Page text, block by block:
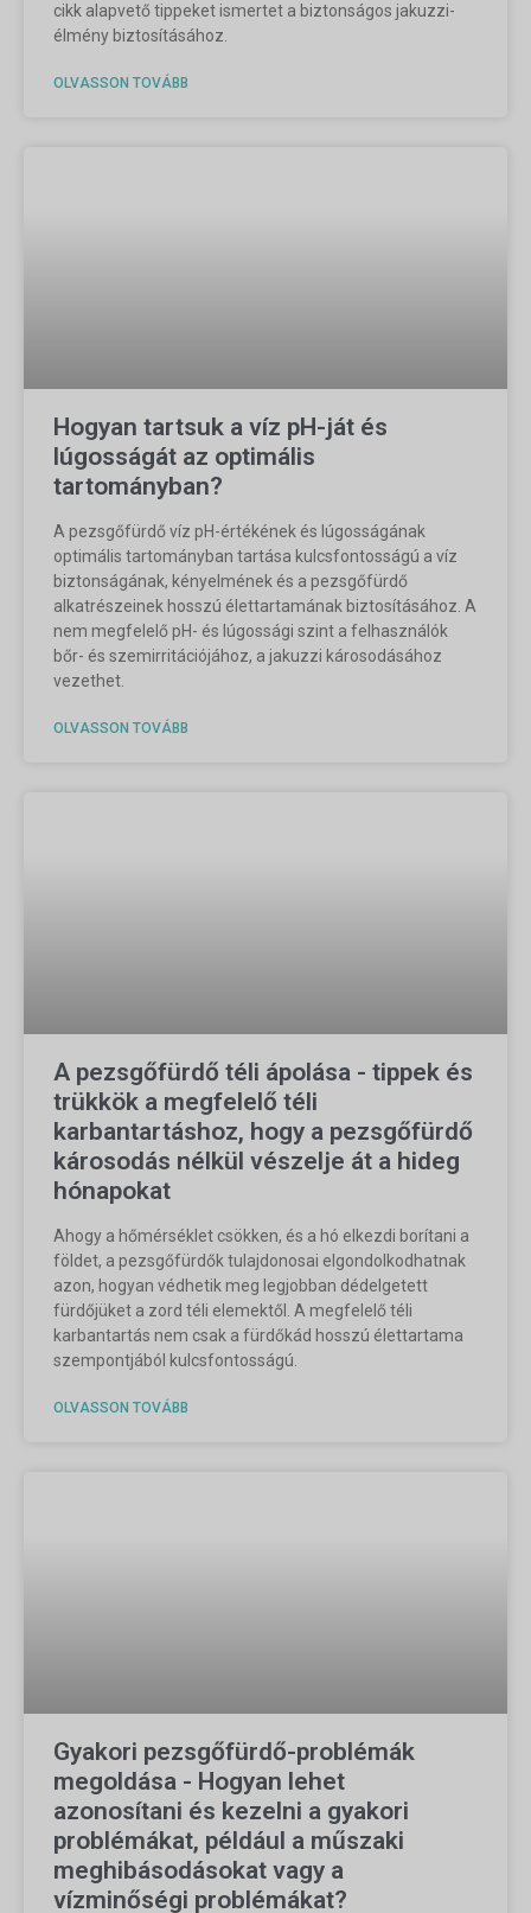
cikk alapvető tippeket ismertet a biztonságos jakuzzi-
élmény biztosításához.
OLVASSON TOVÁBB
Hogyan tartsuk a víz pH-ját és
lúgosságát az optimális
tartományban?
A pezsgőfürdő víz pH-értékének és lúgosságának
optimális tartományban tartása kulcsfontosságú a víz
biztonságának, kényelmének és a pezsgőfürdő
alkatrészeinek hosszú élettartamának biztosításához. A
nem megfelelő pH- és lúgossági szint a felhasználók
bőr- és szemirritációjához, a jakuzzi károsodásához
vezethet.
OLVASSON TOVÁBB
A pezsgőfürdő téli ápolása - tippek és
trükkök a megfelelő téli
karbantartáshoz, hogy a pezsgőfürdő
károsodás nélkül vészelje át a hideg
hónapokat
Ahogy a hőmérséklet csökken, és a hó elkezdi borítani a
földet, a pezsgőfürdők tulajdonosai elgondolkodhatnak
azon, hogyan védhetik meg legjobban dédelgetett
fürdőjüket a zord téli elemektől. A megfelelő téli
karbantartás nem csak a fürdőkád hosszú élettartama
szempontjából kulcsfontosságú.
OLVASSON TOVÁBB
Gyakori pezsgőfürdő-problémák
megoldása - Hogyan lehet
azonosítani és kezelni a gyakori
problémákat, például a műszaki
meghibásodásokat vagy a
vízminőségi problémákat?